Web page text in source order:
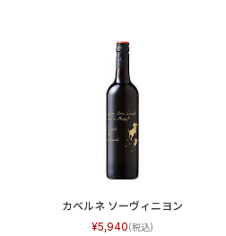
カベルネ ソーヴィニヨン
5,940